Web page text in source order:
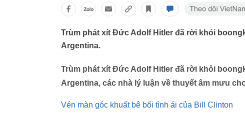
Trùm phát xít Đức Adolf Hitler đã rời khỏi
Argentina.
Trùm phát xít Đức Adolf Hitler đã rời khỏi
Argentina, các nhà lý luận về thuyết âm mưu
Vén màn góc khuất bê bối tình ái của Bill Clinton